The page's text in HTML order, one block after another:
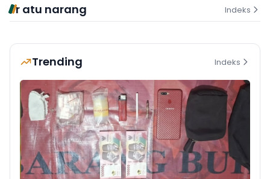
r atu narang Indeks
Trending Indeks